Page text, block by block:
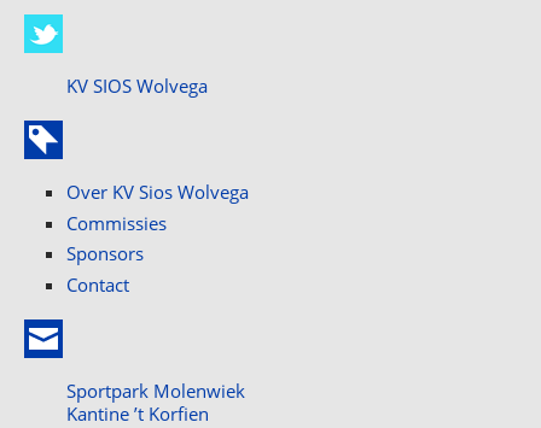
KV SIOS Wolvega
Over KV Sios Wolvega
Commissies
Sponsors
Contact
Sportpark Molenwiek
Kantine ’t Korfien